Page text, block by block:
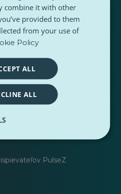
PulseZ
combine it with other
provided to them
from your use of
Policy
ALL
ALL